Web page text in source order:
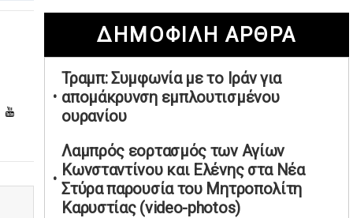
Περιστέρι: Ένταση μεταξύ ανηλίκων
άφησε δύο 15χρονους τραυματίες
Ηνωμένα Αραβικά Εμιράτα: Αίρουν
τους περιορισμούς στον εναέριο χώρο
02/05/2026 | 17:16
Η Αθηνά Λινού αφήνει ανοιχτό το
ενδεχόμενο ένταξης στον νέο
πολιτικό φορέα Τσίπρα
02/05/2026 | 17:01
ΔΗΜΟΦΙΛΗ ΑΡΘΡΑ
Τραμπ: Συμφωνία με το Ιράν για
απομάκρυνση εμπλουτισμένου
ουρανίου
Λαμπρός εορτασμός των Αγίων
Κωνσταντίνου και Ελένης στα Νέα
Στύρα παρουσία του Μητροπολίτη
Καρυστίας (video-photos)